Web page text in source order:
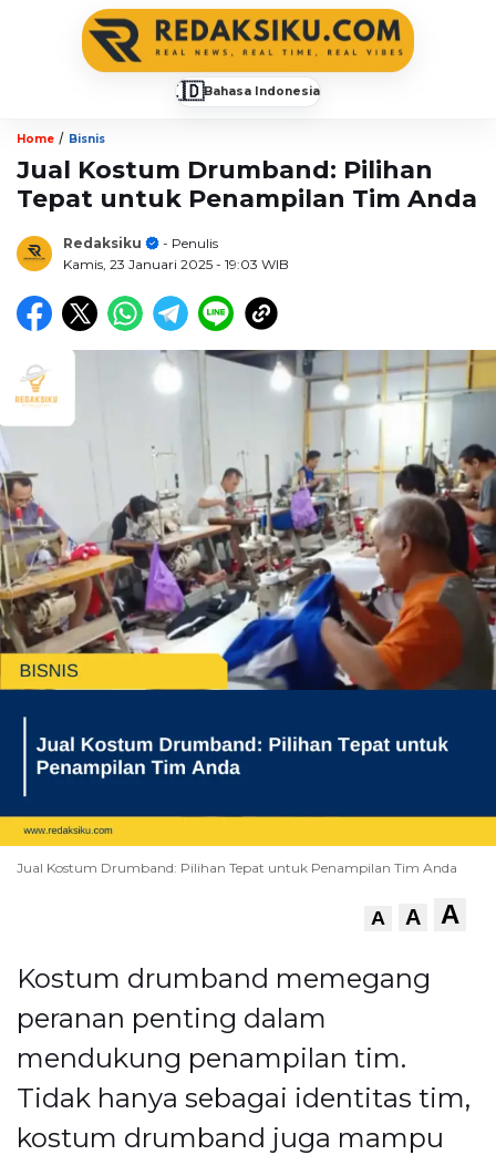
🇮🇩Bahasa Indonesia
Home / Bisnis
Jual Kostum Drumband: Pilihan
Tepat untuk Penampilan Tim Anda
Redaksiku
- Penulis
Kamis, 23 Januari 2025 - 19:03 WIB
Jual Kostum Drumband: Pilihan Tepat untuk Penampilan Tim Anda
A A A
Kostum drumband memegang
peranan penting dalam
mendukung penampilan tim.
Tidak hanya sebagai identitas tim,
kostum drumband juga mampu